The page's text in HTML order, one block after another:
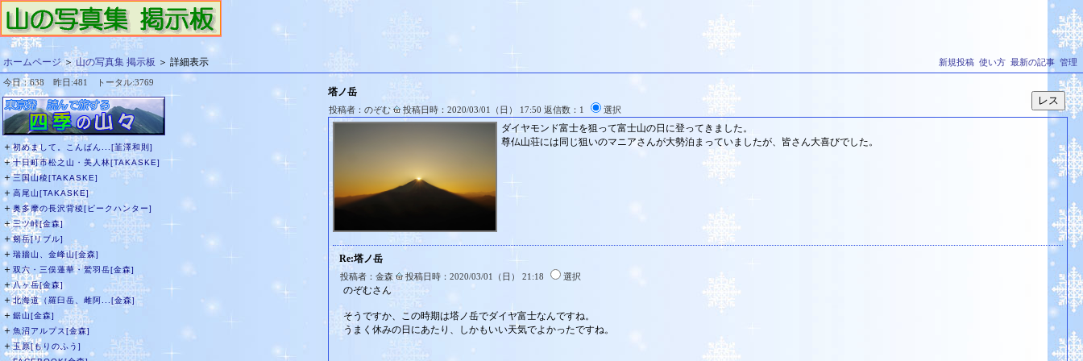
ホームページ＞山の写真集 掲示板 ＞ 詳細表示 新規投稿 使い方 最新の記事 管理
今日：638 昨日:481 トータル:3769
＋初めまして。こんばん...[韮澤和則]
＋十日町市松之山・美人林[TAKASKE]
＋三国山稜[TAKASKE]
＋ 高尾山[TAKASKE]
＋奥多摩の長沢背稜[ピークハンター]
＋三ツ峠[金森]
＋剱岳[リブル]
＋ 瑞牆山、金峰山[金森]
＋ 双六・三俣蓮華・鷲羽岳[金森]
＋八ヶ岳[金森]
＋北海道（羅臼岳、雌阿...[金森]
＋ 鋸山[金森]
＋ 魚沼アルプス[金森]
＋玉原[もりのふう]
塔ノ岳
投稿者：のぞむ 投稿日時：2020/03/01（日） 17:50 返信数：1 選択
ダイヤモンド富士を狙って富士山の日に登ってきました。
尊仏山荘には同じ狙いのマニアさんが大勢泊まっていましたが、皆さん大喜びでした。
Re:塔ノ岳
投稿者：金森 投稿日時：2020/03/01（日） 21:18 選択
のぞむさん
そうですか、この時期は塔ノ岳でダイヤ富士なんですね。
うまく休みの日にあたり、しかもいい天気でよかったですね。